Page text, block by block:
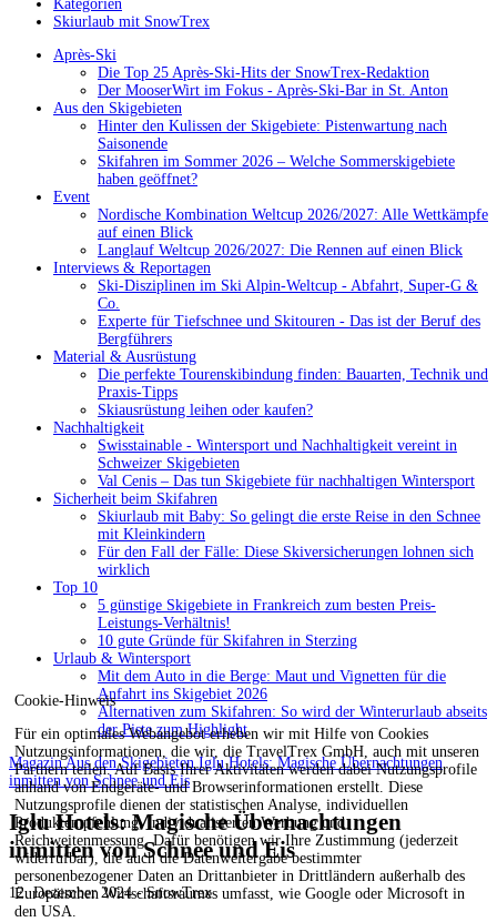
Cookie-Hinweis
Für ein optimales Webangebot erheben wir mit Hilfe von Cookies
Nutzungsinformationen, die wir, die TravelTrex GmbH, auch mit unseren
Partnern teilen. Auf Basis Ihrer Aktivitäten werden dabei Nutzungsprofile
anhand von Endgeräte- und Browserinformationen erstellt. Diese
Nutzungsprofile dienen der statistischen Analyse, individuellen
Produktempfehlung, individualisierten Werbung und
Reichweitenmessung. Dafür benötigen wir Ihre Zustimmung (jederzeit
widerrufbar), die auch die Datenweitergabe bestimmter
personenbezogener Daten an Drittanbieter in Drittländern außerhalb des
Europäischen Wirtschaftsraumes umfasst, wie Google oder Microsoft in
den USA.
Kategorien
Skiurlaub mit SnowTrex
Après-Ski
Die Top 25 Après-Ski-Hits der SnowTrex-Redaktion
Der MooserWirt im Fokus - Après-Ski-Bar in St. Anton
Aus den Skigebieten
Hinter den Kulissen der Skigebiete: Pistenwartung nach
Saisonende
Skifahren im Sommer 2026 – Welche Sommerskigebiete
haben geöffnet?
Event
Nordische Kombination Weltcup 2026/2027: Alle Wettkämpfe
auf einen Blick
Langlauf Weltcup 2026/2027: Die Rennen auf einen Blick
Interviews & Reportagen
Ski-Disziplinen im Ski Alpin-Weltcup - Abfahrt, Super-G &
Co.
Experte für Tiefschnee und Skitouren - Das ist der Beruf des
Bergführers
Material & Ausrüstung
Die perfekte Tourenskibindung finden: Bauarten, Technik und
Praxis-Tipps
Skiausrüstung leihen oder kaufen?
Nachhaltigkeit
Swisstainable - Wintersport und Nachhaltigkeit vereint in
Schweizer Skigebieten
Val Cenis – Das tun Skigebiete für nachhaltigen Wintersport
Sicherheit beim Skifahren
Skiurlaub mit Baby: So gelingt die erste Reise in den Schnee
mit Kleinkindern
Für den Fall der Fälle: Diese Skiversicherungen lohnen sich
wirklich
Top 10
5 günstige Skigebiete in Frankreich zum besten Preis-
Leistungs-Verhältnis!
10 gute Gründe für Skifahren in Sterzing
Urlaub & Wintersport
Mit dem Auto in die Berge: Maut und Vignetten für die
Anfahrt ins Skigebiet 2026
Alternativen zum Skifahren: So wird der Winterurlaub abseits
der Piste zum Highlight
MagazinAus den SkigebietenIglu Hotels: Magische Übernachtungen
inmitten von Schnee und Eis
Iglu Hotels: Magische Übernachtungen
inmitten von Schnee und Eis
12. Dezember 2024 - SnowTrex